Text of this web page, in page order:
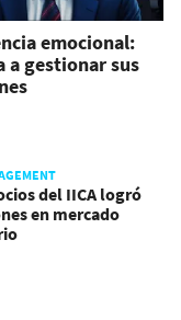
emocional:
a gestionar sus
del IICA logró
en mercado